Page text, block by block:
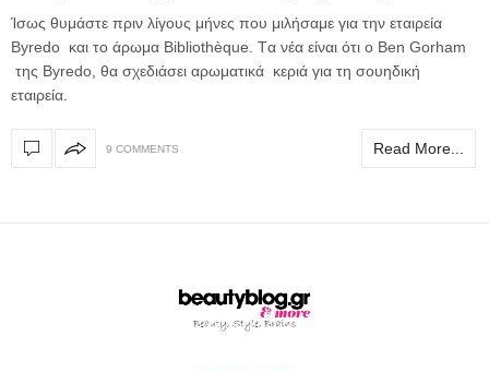
Ίσως θυμάστε πριν λίγους μήνες που μιλήσαμε για την εταιρεία
Byredo και το άρωμα Bibliothèque. Tα νέα είναι ότι ο Ben Gorham
της Byredo, θα σχεδιάσει αρωματικά κεριά για τη σουηδική
εταιρεία.
9 COMMENTS Read More...